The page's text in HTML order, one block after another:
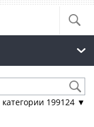
категории 199124 ▼